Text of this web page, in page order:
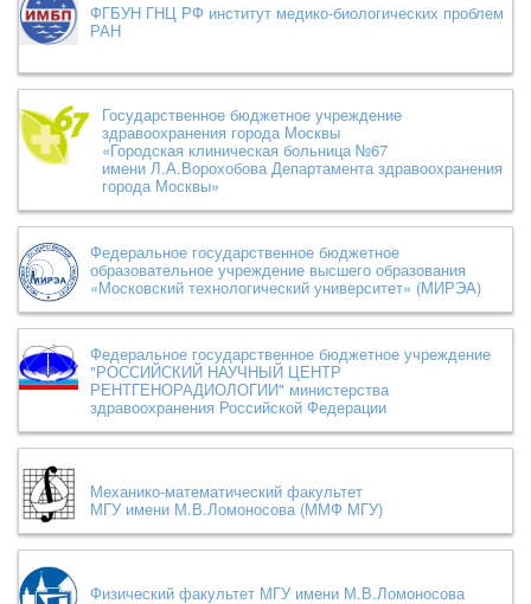
ФГБУН ГНЦ РФ институт медико-биологических проблем
РАН
Государственное бюджетное учреждение
здравоохранения города Москвы
«Городская клиническая больница №67
имени Л.А.Ворохобова Департамента здравоохранения
города Москвы»
Федеральное государственное бюджетное
образовательное учреждение высшего образования
«Московский технологический университет» (МИРЭА)
Федеральное государственное бюджетное учреждение
"РОССИЙСКИЙ НАУЧНЫЙ ЦЕНТР
РЕНТГЕНОРАДИОЛОГИИ" министерства
здравоохранения Российской Федерации
Механико-математический факультет
МГУ имени М.В.Ломоносова (ММФ МГУ)
Физический факультет МГУ имени М.В.Ломоносова